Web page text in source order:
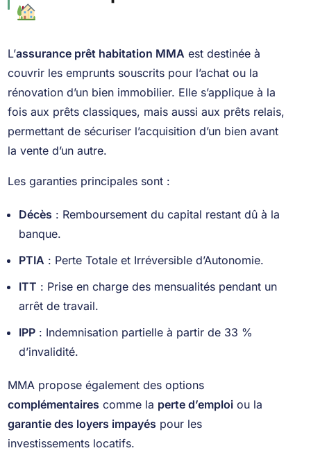
L’assurance prêt habitation MMA est destinée à
couvrir les emprunts souscrits pour l’achat ou la
rénovation d’un bien immobilier. Elle s’applique à la
fois aux prêts classiques, mais aussi aux prêts relais,
permettant de sécuriser l’acquisition d’un bien avant
la vente d’un autre.
Les garanties principales sont :
Décès : Remboursement du capital restant dû à la
banque.
PTIA : Perte Totale et Irréversible d’Autonomie.
ITT : Prise en charge des mensualités pendant un
arrêt de travail.
IPP : Indemnisation partielle à partir de 33 %
d’invalidité.
MMA propose également des options
complémentaires comme la perte d’emploi ou la
garantie des loyers impayés pour les
investissements locatifs.